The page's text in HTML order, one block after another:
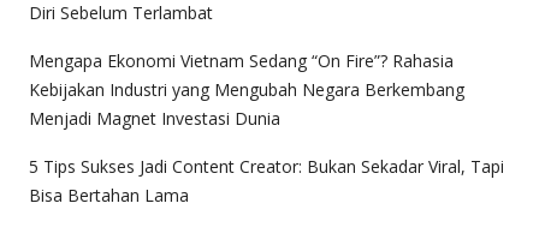
Diri Sebelum Terlambat
Mengapa Ekonomi Vietnam Sedang “On Fire”? Rahasia
Kebijakan Industri yang Mengubah Negara Berkembang
Menjadi Magnet Investasi Dunia
5 Tips Sukses Jadi Content Creator: Bukan Sekadar Viral, Tapi
Bisa Bertahan Lama